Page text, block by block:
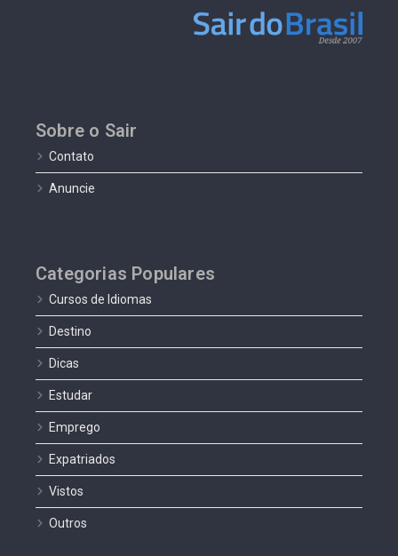
Sobre o Sair
Contato
Anuncie
Categorias Populares
Cursos de Idiomas
Destino
Dicas
Estudar
Emprego
Expatriados
Vistos
Outros